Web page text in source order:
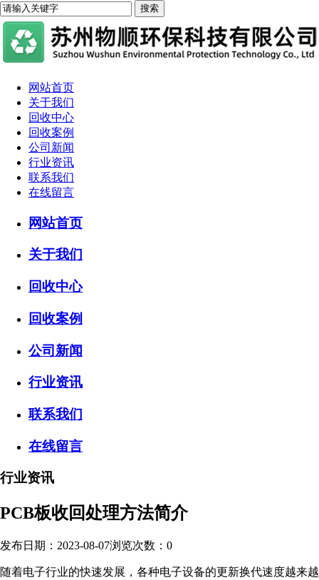
网站首页
关于我们
回收中心
回收案例
公司新闻
行业资讯
联系我们
在线留言
网站首页
关于我们
回收中心
回收案例
公司新闻
行业资讯
联系我们
在线留言
行业资讯
PCB板收回处理方法简介
发布日期：2023-08-07浏览次数： 0
随着电子行业的快速发展，各种电子设备的更新换代速度越来越